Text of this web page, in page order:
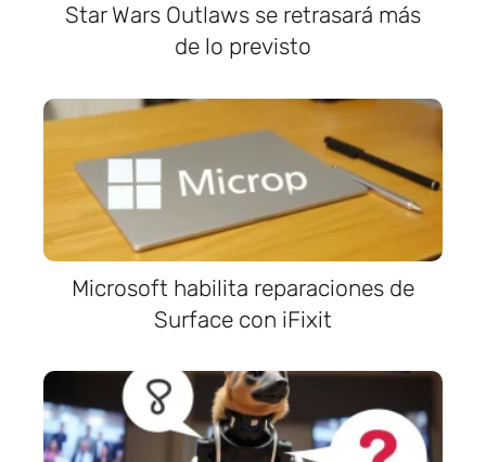
Star Wars Outlaws se retrasará más
de lo previsto
Microsoft habilita reparaciones de
Surface con iFixit